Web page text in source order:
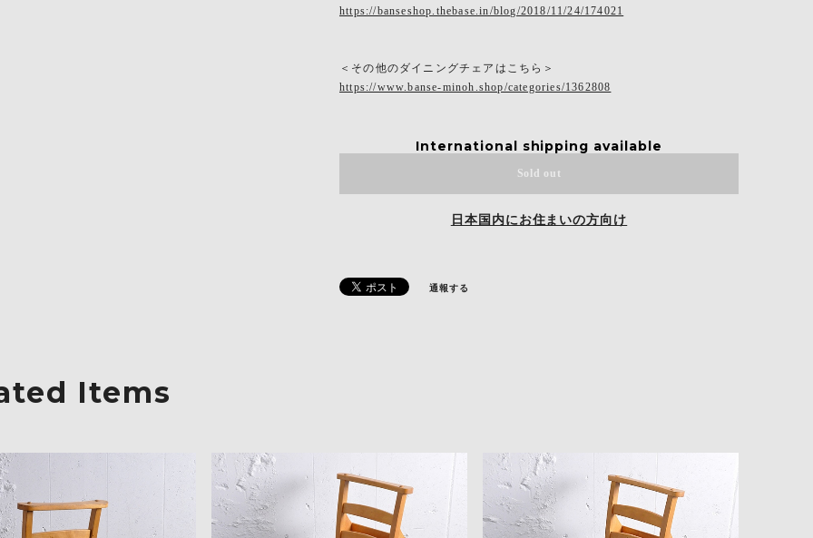
https://banseshop.thebase.in/blog/2018/11/24/174021
＜その他のダイニングチェアはこちら＞
https://www.banse-minoh.shop/categories/1362808
International shipping available
Sold out
日本国内にお住まいの方向け
通報する
Items